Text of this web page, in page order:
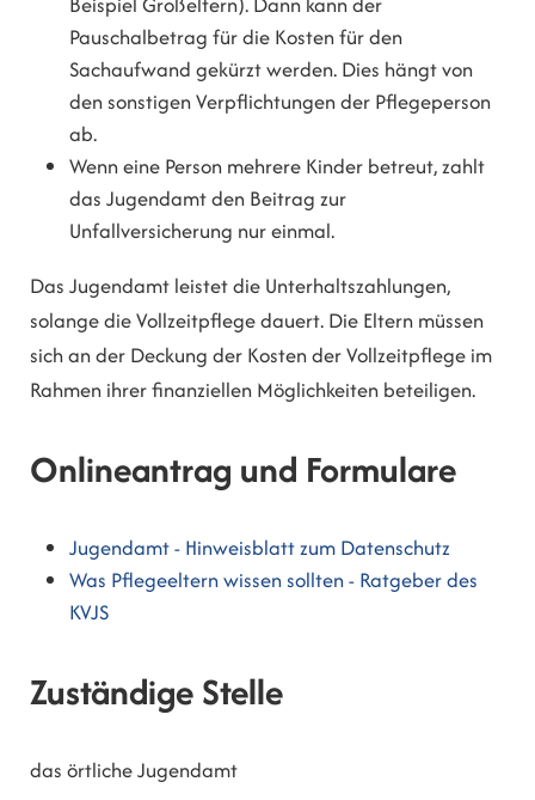
Pauschalbetrag für die Kosten für den
Sachaufwand gekürzt werden. Dies hängtvon
den sonstigen Verpflichtungen der Pflegeperson
ab.
Wenn eine Person mehrere Kinder betreut, zahlt
das Jugendamt den Beitrag zur
Unfallversicherung nur einmal.
Das Jugendamt leistet die Unterhaltszahlungen,
solange die Vollzeitpflege dauert. Die Eltern müssen
sich an der Deckung der Kosten der Vollzeitpflege im
Rahmen ihrer finanziellen Möglichkeiten beteiligen.
Onlineantrag und Formulare
Jugendamt - Hinweisblatt zum Datenschutz
Was Pflegeeltern wissen sollten - Ratgeber des
KVJS
Zuständige Stelle
das örtliche Jugendamt